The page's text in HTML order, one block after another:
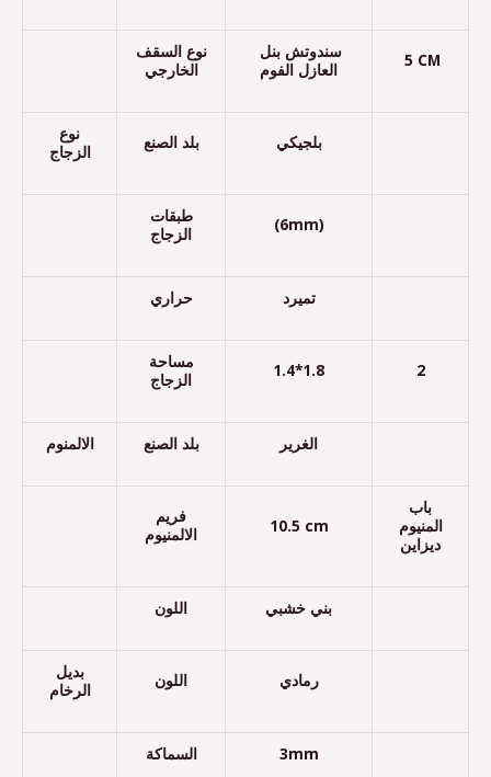
نوع السقف
الخارجي
سندوتش بنل
العازل الفوم
5 CM
نوع
الزجاج
بلد الصنع بلجيكي
طبقات
الزجاج
(6mm)
حراري تميرد
مساحة
الزجاج
1.4*1.8 2
الالمنوم بلد الصنع الغرير
فريم
الالمنيوم
10.5 cm
باب
المنيوم
ديزاين
اللون بني خشبي
بديل
الرخام
اللون رمادي
السماكة 3mm